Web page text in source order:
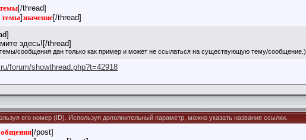
[/thread]
темы]значение[/thread]
здесь![/thread]
сообщения дан только как пример и может не ссылаться на существующую тему/сообщение.)
forum/showthread.php?t=42918
его номер (ID). Используя дополнительный параметр, можно указать название ссылки.
[/post]